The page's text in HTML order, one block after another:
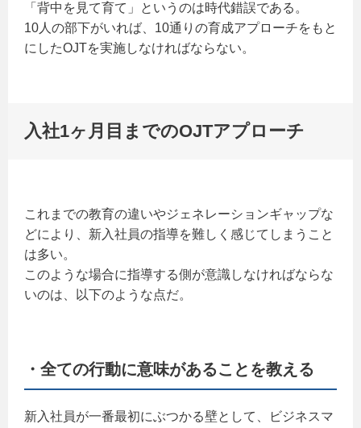
「背中を見て育て」というのは時代錯誤である。
10人の部下がいれば、10通りの育成アプローチをもと
にしたOJTを実施しなければならない。
入社1ヶ月目までのOJTアプローチ
これまでの教育の違いやジェネレーションギャップな
どにより、新入社員の指導を難しく感じてしまうこと
は多い。
このような場合に指導する側が意識しなければならな
いのは、以下のような点だ。
・全ての行動に意味があることを教える
新入社員が一番最初にぶつかる壁として、ビジネスマ